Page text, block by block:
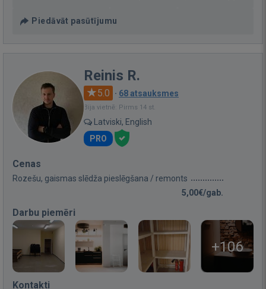
Piedāvāt pasūtījumu
Reinis R.
5.0 · 68 atsauksmes
Bija vietnē: Pirms 14 st.
Latviski, English
PRO
Cenas
Rozešu, gaismas slēdža pieslēgšana / remonts
5,00€/gab.
Darbu piemēri
+106
Kontakti